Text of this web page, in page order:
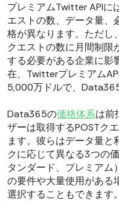
プレミアムTwitter APIに
エストの数、データ量、
格が異なります。ただし
クエストの数に月間制限
する必要がある企業に影
在、Twitterプレミアム
5,000万ドルで、
Data365の価格体系は前
ザーは取得するPOSTク
ます。彼らはデータ量と
クに応じて異なる3つの
タンダード、プレミアム
の要件や大量使用がある
選択することもできます。